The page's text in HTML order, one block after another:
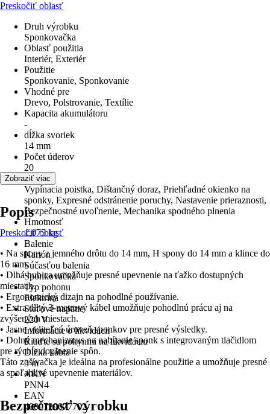
Preskočiť oblasť
Druh výrobku
Sponkovačka
Oblasť použitia
Interiér, Exteriér
Použitie
Sponkovanie, Sponkovanie
Vhodné pre
Drevo, Polstrovanie, Textílie
Kapacita akumulátoru
-
dĺžka svoriek
14 mm
Počet úderov
20
Funkcie
Vypínacia poistka, Dištančný doraz, Priehľadné okienko na
sponky, Expresné odstránenie poruchy, Nastavenie prieraznosti,
Bezpečnostné uvoľnenie, Mechanika spodného plnenia
Hmotnosť
1,075 kg
Balenie
Kartón
Súčasťou balenia
Sponkovačka
Typ pohonu
Elektrina
Sieťové napätie
220 V
Informácie o likvidácii
Riaďte sa pokynmi na likvidáciu
Dĺžka kábla
3 m
AKN
PNN4
EAN
4009729077702
Zobraziť viac
Popis
Preskočiť oblasť
• Na spony z jemného drôtu do 14 mm, H spony do 14 mm a klince do
16 mm.
• Dlhá hubica umožňuje presné upevnenie na ťažko dostupných
miestach.
• Ergonomický dizajn na pohodlné používanie.
• Extra dlhý 3-metrový kábel umožňuje pohodlnú prácu aj na
zvýšených miestach.
• Jasne viditeľná úroveň sponkov pre presné výsledky.
• Dolný mechanizmus na nabíjanie sponk s integrovaným tlačidlom
pre rýchle doplnenie spôn.
Táto zošívačka je ideálna na profesionálne použitie a umožňuje presné
a spoľahlivé upevnenie materiálov.
Bezpečnosť výrobku